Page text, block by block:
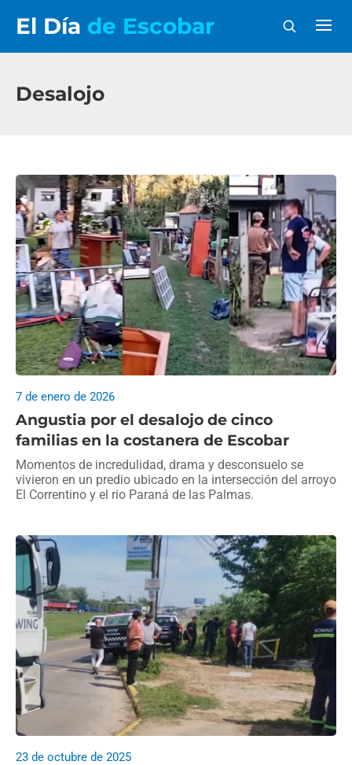
El Día de Escobar
Desalojo
Angustia por el desalojo de cinco
familias en la costanera de Escobar
7 de enero de 2026
Momentos de incredulidad, drama y desconsuelo se
vivieron en un predio ubicado en la intersección del arroyo
El Correntino y el rio Paraná de las Palmas.
23 de octubre de 2025